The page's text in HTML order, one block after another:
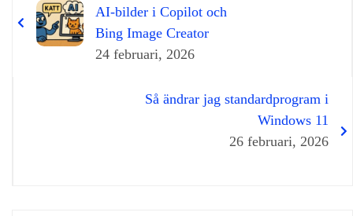
AI‑bilder i Copilot och
Bing Image Creator
24 februari, 2026
Så ändrar jag standardprogram i
Windows 11
26 februari, 2026